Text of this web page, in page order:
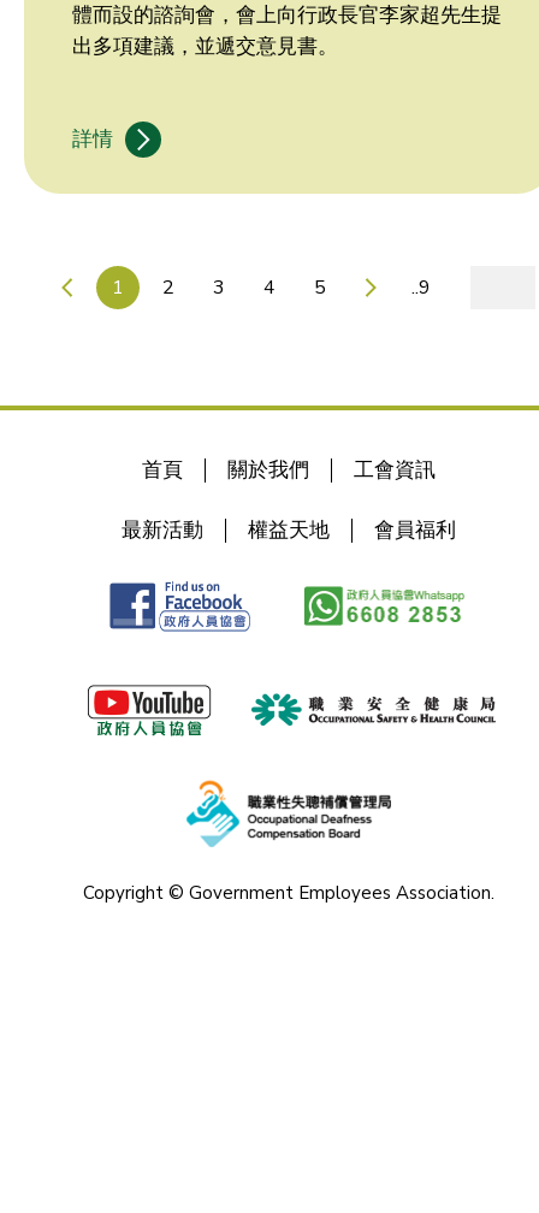
體而設的諮詢會，會上向行政長官李家超先生提
出多項建議，並遞交意見書。
詳情
1 2 3 4 5 ..9
首頁 關於我們 工會資訊
最新活動 權益天地 會員福利
Copyright © Government Employees Association.